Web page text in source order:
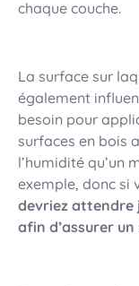
chaque couche.
La surface sur
également
besoin pour
surfaces en bois
l’humidité qu’un
exemple, donc si
devriez attendre
afin d’assurer